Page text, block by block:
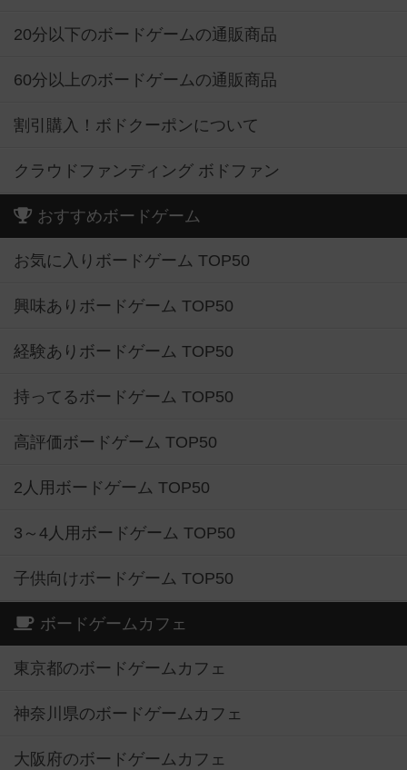
20分以下のボードゲームの通販商品
60分以上のボードゲームの通販商品
割引購入！ボドクーポンについて
クラウドファンディング ボドファン
おすすめボードゲーム
お気に入りボードゲーム TOP50
興味ありボードゲーム TOP50
経験ありボードゲーム TOP50
持ってるボードゲーム TOP50
高評価ボードゲーム TOP50
2人用ボードゲーム TOP50
3～4人用ボードゲーム TOP50
子供向けボードゲーム TOP50
ボードゲームカフェ
東京都のボードゲームカフェ
神奈川県のボードゲームカフェ
大阪府のボードゲームカフェ